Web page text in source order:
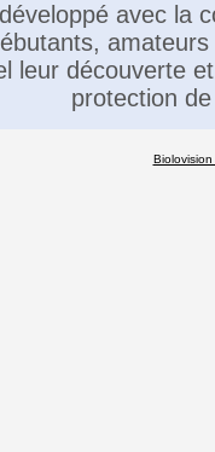
avec la
leur découverte
protection
Biolovision